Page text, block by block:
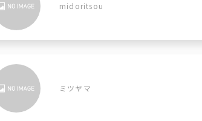
midoritsou
ミツヤマ